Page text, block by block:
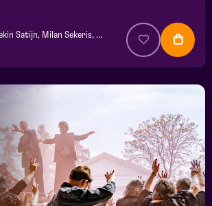
Club Lam met Ayla Çekin Satijn, Milan Sekeris, Dic van Duin, Jean-Baptiste Rey e.a.